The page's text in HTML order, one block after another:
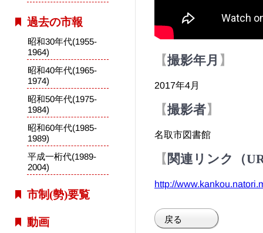
過去の市報
昭和30年代(1955-
1964)
昭和40年代(1965-
1974)
昭和50年代(1975-
1984)
昭和60年代(1985-
1989)
平成一桁代(1989-
2004)
市制(勢)要覧
動画
撮影年月
2017年4月
撮影者
名取市図書館
関連リンク（
http://
戻る